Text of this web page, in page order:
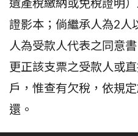
遺產稅繳納或免稅證明
證影本；倘繼承人為2人
人為受款人代表之同意
更正該支票之受款人或
戶，惟查有欠稅，依規
還。